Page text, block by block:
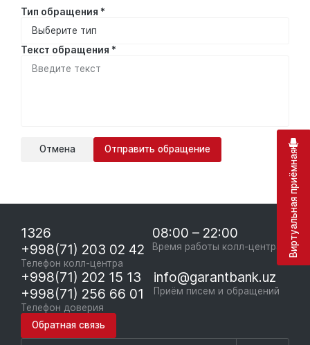
Тип обращения *
Текст обращения *
Отмена Отправить обращение
1326
+998(71) 203 02 42
Телефон колл-центра
08:00 – 22:00
Время работы колл-центра
+998(71) 202 15 13
+998(71) 256 66 01
Телефон доверия
info@garantbank.uz
Приём писем и обращений
Обратная связь
Виртуальная приёмная